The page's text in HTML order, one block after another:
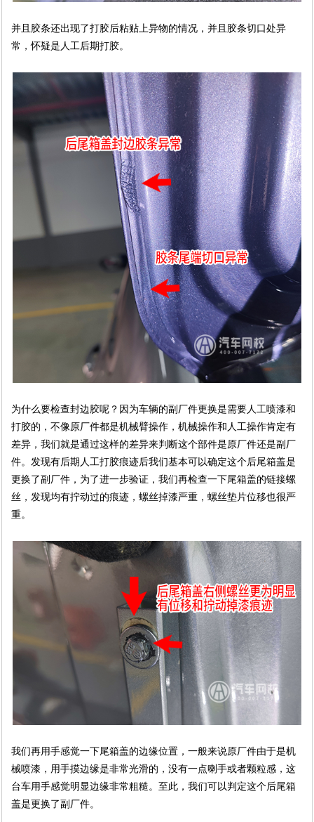
并且胶条还出现了打胶后粘贴上异物的情况，并且胶条切口处异
常，怀疑是人工后期打胶。
为什么要检查封边胶呢？因为车辆的副厂件更换是需要人工喷漆和
打胶的，不像原厂件都是机械臂操作，机械操作和人工操作肯定有
差异，我们就是通过这样的差异来判断这个部件是原厂件还是副厂
件。发现有后期人工打胶痕迹后我们基本可以确定这个后尾箱盖是
更换了副厂件，为了进一步验证，我们再检查一下尾箱盖的链接螺
丝，发现均有拧动过的痕迹，螺丝掉漆严重，螺丝垫片位移也很严
重。
我们再用手感觉一下尾箱盖的边缘位置，一般来说原厂件由于是机
械喷漆，用手摸边缘是非常光滑的，没有一点喇手或者颗粒感，这
台车用手感觉明显边缘非常粗糙。至此，我们可以判定这个后尾箱
盖是更换了副厂件。